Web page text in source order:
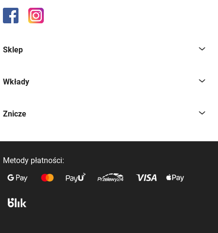
Sklep
Wkłady
Znicze
Metody płatności: